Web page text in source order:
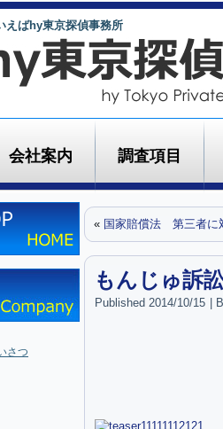
えばhy東京探偵事務所
会社案内 調査項目
さつ
« 国家賠償法 第三者に
もんじゅ訴
Published 2014/10/15